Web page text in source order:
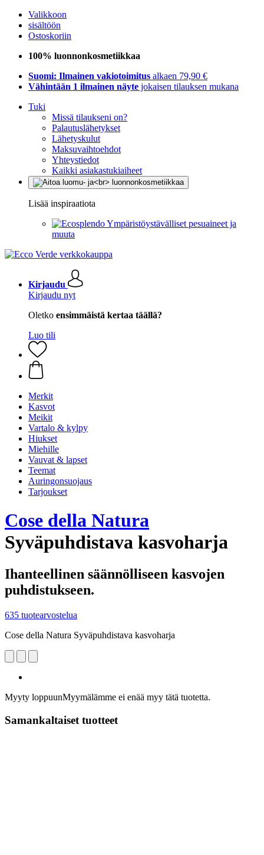
Valikkoon
sisältöön
Ostoskoriin
100% luonnonkosmetiikkaa
Suomi: Ilmainen vakiotoimitus alkaen 79,90 €
Vähintään 1 ilmainen näyte jokaisen tilauksen mukana
Tuki
Missä tilaukseni on?
Palautuslähetykset
Lähetyskulut
Maksuvaihtoehdot
Yhteystiedot
Kaikki asiakastukiaiheet
Lisää inspiraatiota
Ympäristöystävälliset pesuaineet ja
muuta
Kirjaudu
Kirjaudu nyt
Oletko ensimmäistä kertaa täällä?
Luo tili
Merkit
Kasvot
Meikit
Vartalo & kylpy
Hiukset
Miehille
Vauvat & lapset
Teemat
Auringonsuojaus
Tarjoukset
Cose della Natura
Syväpuhdistava kasvoharja
Ihanteellinen säännölliseen kasvojen
puhdistukseen.
635 tuotearvostelua
Cose della Natura Syväpuhdistava kasvoharja
Myyty loppuunMyymälämme ei enää myy tätä tuotetta.
Samankaltaiset tuotteet